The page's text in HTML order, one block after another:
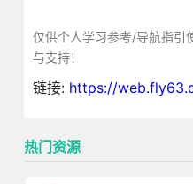
仅供个人学习参考/导航指引
与支持！
链接: https://
热门资源